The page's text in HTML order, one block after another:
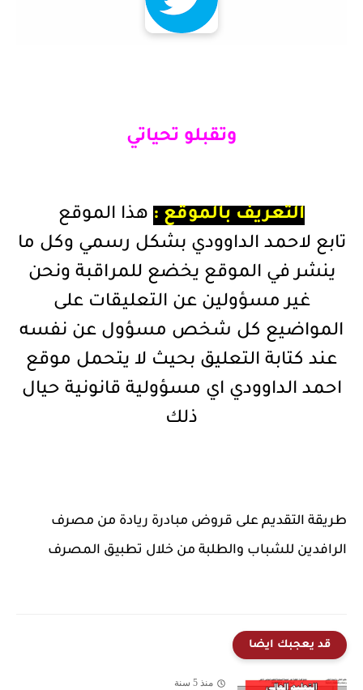
وتقبلو تحياتي
التعريف بالموقع : هذا الموقع
تابع لاحمد الداوودي بشكل رسمي وكل ما
ينشر في الموقع يخضع للمراقبة ونحن
غير مسؤولين عن التعليقات على
المواضيع كل شخص مسؤول عن نفسه
عند كتابة التعليق بحيث لا يتحمل موقع
احمد الداوودي اي مسؤولية قانونية حيال
ذلك
طريقة التقديم على قروض مبادرة ريادة من مصرف
الرافدين للشباب والطلبة من خلال تطبيق المصرف
قد يعجبك ايضا
منذ 5 سنة